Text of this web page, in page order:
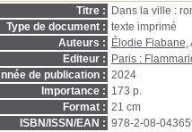
Titre :
Dans la ville :
Type de document : texte imprimé
Auteurs :
Élodie Fiabane,
Editeur :
Paris :
de publication : 2024
Importance : 173 p.
Format : 21 cm
ISBN/ISSN/EAN : 978-2-08-